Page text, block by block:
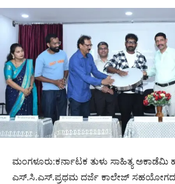
ಮಂಗಳೂರು:ಕರ್ನಾಟಕ ತುಳು ಸಾಹಿತ್ಯ
ಎಸ್.ಸಿ.ಎಸ್.ಪ್ರಥಮ‌ ದರ್ಜೆ ಕಾಲೇಜ್